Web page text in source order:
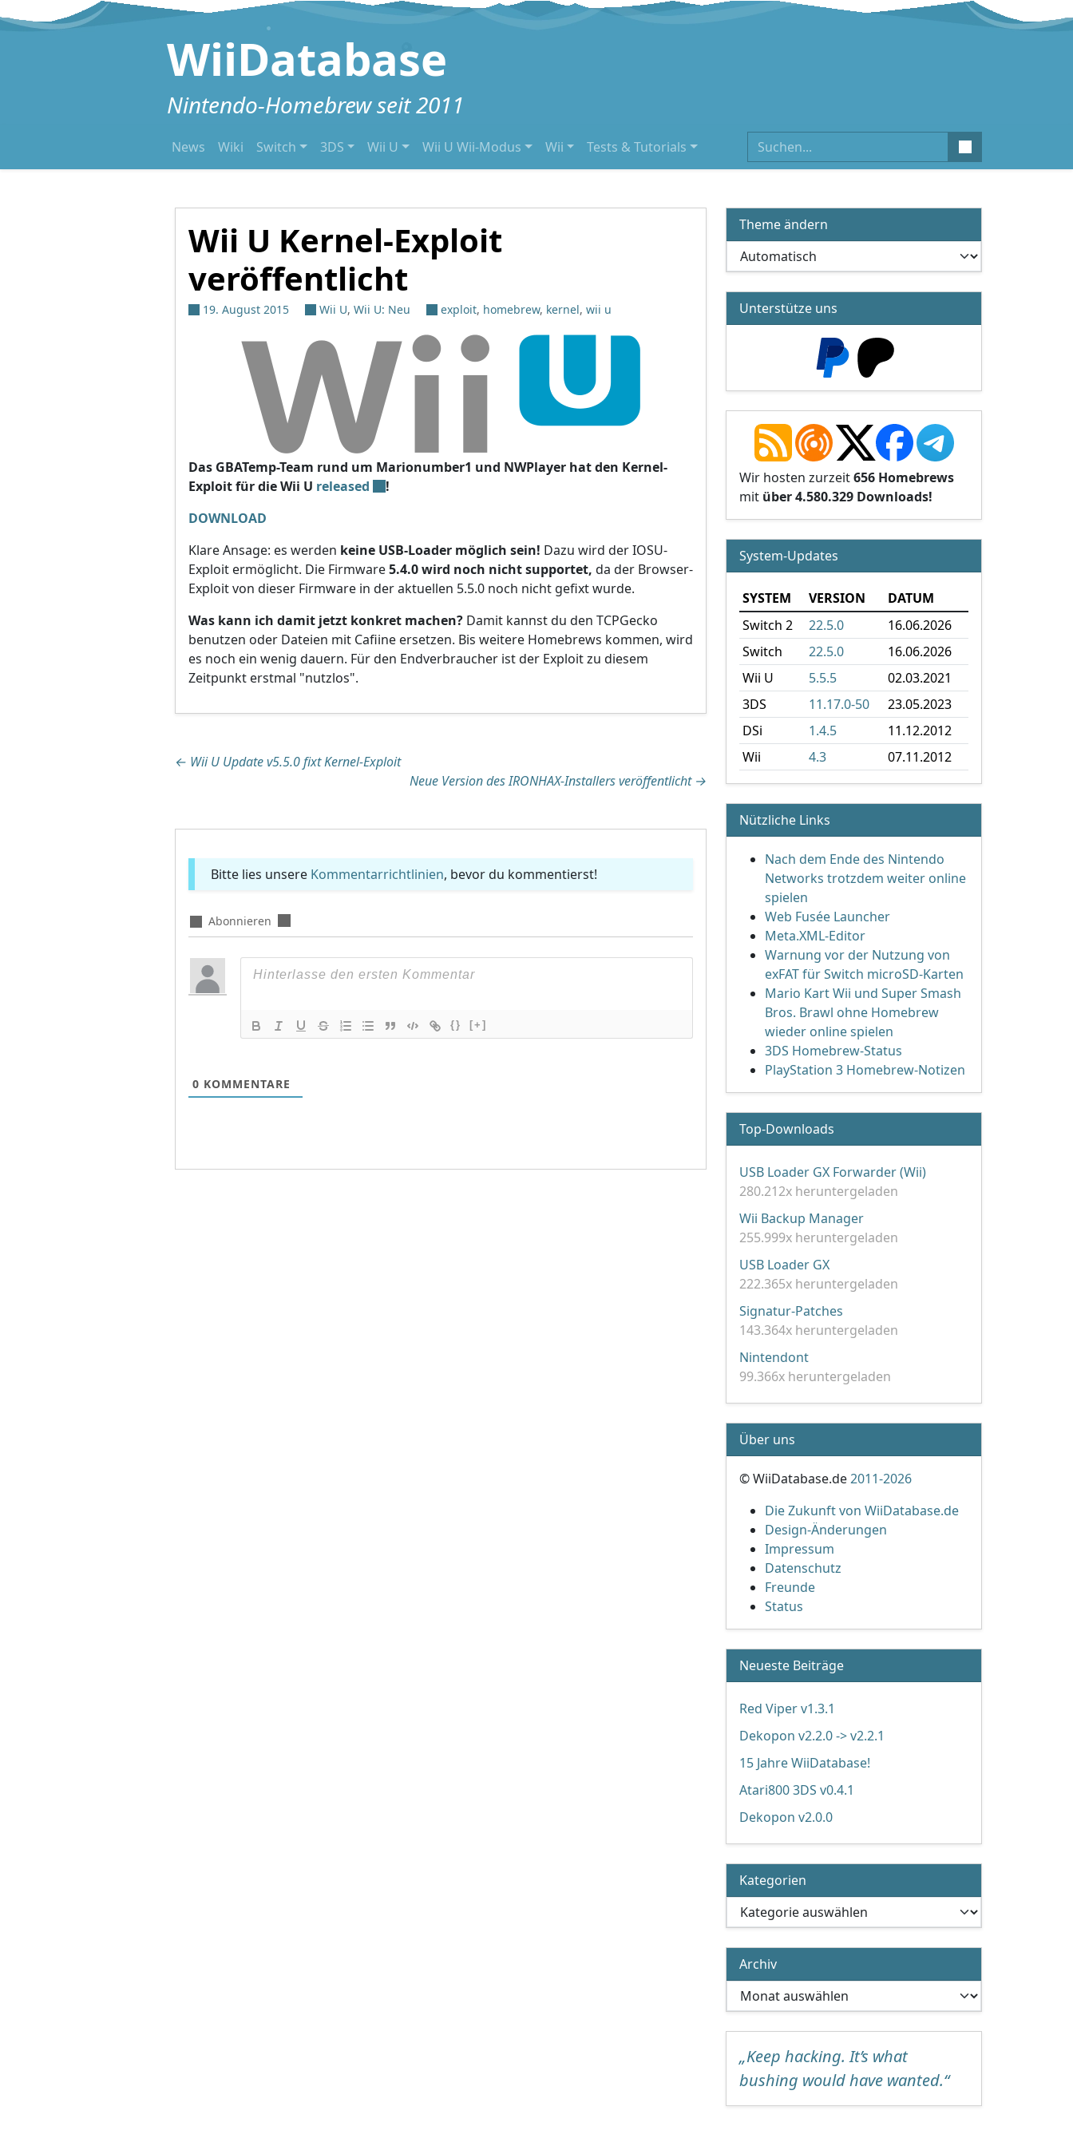
Zum Inhalt springen
WiiDatabase
Nintendo-Homebrew seit 2011
News Wiki Switch 3DS Wii U Wii U Wii-Modus Wii Tests & Tutorials Suchen
Wii U Kernel-Exploit
veröffentlicht
19. August 2015 Wii U, Wii U: Neu exploit, homebrew, kernel, wii u
Das GBATemp-Team rund um Marionumber1 und NWPlayer hat den Kernel-
Exploit für die Wii U released
!
DOWNLOAD
Klare Ansage: es werden keine USB-Loader möglich sein! Dazu wird der IOSU-
Exploit ermöglicht. Die Firmware5.4.0 wird noch nicht supportet, da der Browser-
Exploit von dieser Firmware in der aktuellen 5.5.0 noch nicht gefixt wurde.
Was kann ich damit jetzt konkret machen? Damit kannst du den TCPGecko
benutzen oder Dateien mit Cafiine ersetzen. Bis weitere Homebrews kommen, wird
es noch ein wenig dauern. Für den Endverbraucher ist der Exploit zu diesem
Zeitpunkt erstmal "nutzlos".
Beitragsnavigation
← Wii U Update v5.5.0 fixt Kernel-Exploit
Neue Version des IRONHAX-Installers veröffentlicht →
Bitte lies unsere Kommentarrichtlinien, bevor du kommentierst!
Abonnieren
{} [+]
0 KOMMENTARE
Theme ändern
Unterstütze uns
Wir hosten zurzeit656 Homebrews
mit über 4.580.329 Downloads!
System-Updates
SYSTEM VERSION
DATUM
Switch 2
22.5.0
16.06.2026
Switch
22.5.0
16.06.2026
Wii U
5.5.5
02.03.2021
3DS
11.17.0-50
23.05.2023
DSi
1.4.5
11.12.2012
Wii
4.3 07.11.2012
Nützliche Links
Nach dem Ende des Nintendo
Networks trotzdem weiter online
spielen
Web Fusée Launcher
Meta.XML-Editor
Warnung vor der Nutzung von
exFAT für Switch microSD-Karten
Mario Kart Wii und Super Smash
Bros. Brawl ohne Homebrew
wieder online spielen
3DS Homebrew-Status
PlayStation 3 Homebrew-Notizen
Top-Downloads
USB Loader GX Forwarder (Wii)
280.212x heruntergeladen
Wii Backup Manager
255.999x heruntergeladen
USB Loader GX
222.365x heruntergeladen
Signatur-Patches
143.364x heruntergeladen
Nintendont
99.366x heruntergeladen
Über uns
© WiiDatabase.de2011-2026
Die Zukunft von WiiDatabase.de
Design-Änderungen
Impressum
Datenschutz
Freunde
Status
Neueste Beiträge
Red Viper v1.3.1
Dekopon v2.2.0 -> v2.2.1
15 Jahre WiiDatabase!
Atari800 3DS v0.4.1
Dekopon v2.0.0
Kategorien
Kategorien
Archiv
Archiv
„Keep hacking. It’s what
bushing would have wanted.“